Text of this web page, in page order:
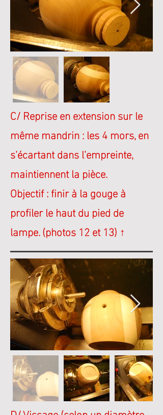
C/ Reprise en extension sur le
même mandrin: les 4 mors, en
s’écartant dans l’empreinte,
maintiennent la pièce.
Objectif : finir à la gouge à
profiler le haut du pied de
lampe.(photos 12 et 13) ↑